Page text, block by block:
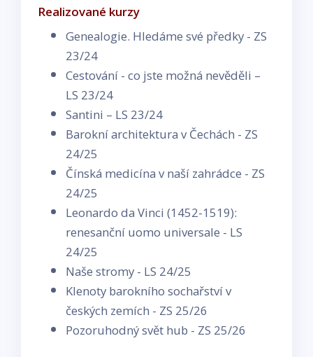
Realizované kurzy
Genealogie. Hledáme své předky - ZS
23/24
Cestování - co jste možná nevěděli –
LS 23/24
Santini – LS 23/24
Barokní architektura v Čechách - ZS
24/25
Čínská medicína v naší zahrádce - ZS
24/25
Leonardo da Vinci (1452-1519):
renesanční uomo universale - LS
24/25
Naše stromy - LS 24/25
Klenoty barokního sochařství v
českých zemích - ZS 25/26
Pozoruhodný svět hub - ZS 25/26